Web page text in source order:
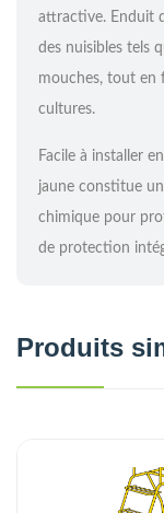
attractive. Enduit
des nuisibles tels
mouches, tout en
cultures.
Facile à installer
jaune constitue
chimique pour
de protection
Produits